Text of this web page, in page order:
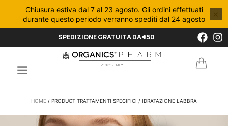
Chiusura estiva dal 7 al 23 agosto. Gli ordini effettuati
durante questo periodo verranno spediti dal 24 agosto
×
SPEDIZIONE GRATUITA DA €50
HOME / PRODUCT TRATTAMENTI SPECIFICI / IDRATAZIONE LABBRA